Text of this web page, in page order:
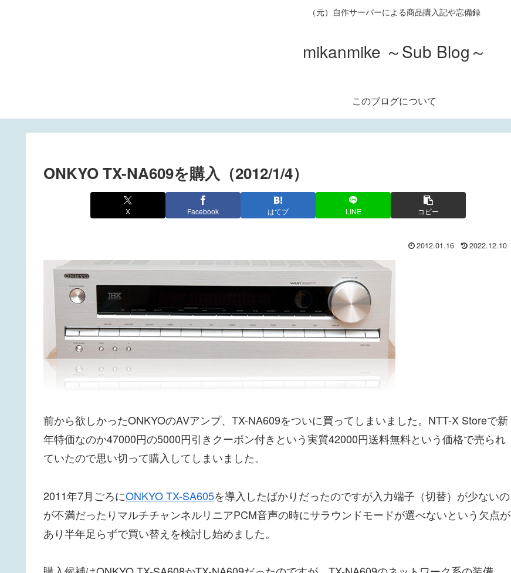
（元）自作サーバーによる商品購入記や忘備録
mikanmike ～Sub Blog～
このブログについて
ONKYO TX-NA609を購入（2012/1/4）
X Facebook はてブ LINE コピー
2012.01.16 2022.12.10
前から欲しかったONKYOのAVアンプ、TX-NA609をついに買ってしまいました。NTT-X Storeで新
年特価なのか47000円の5000円引きクーポン付きという実質42000円送料無料という価格で売られ
ていたので思い切って購入してしまいました。
2011年7月ごろにONKYO TX-SA605を導入したばかりだったのですが入力端子（切替）が少ないの
が不満だったりマルチチャンネルリニアPCM音声の時にサラウンドモードが選べないという欠点が
あり半年足らずで買い替えを検討し始めました。